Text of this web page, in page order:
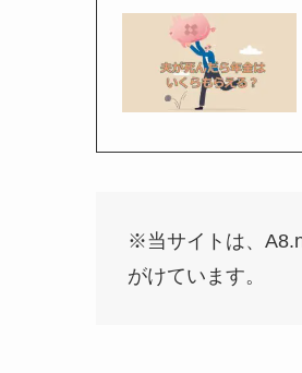
※当サイトは、
がけています。